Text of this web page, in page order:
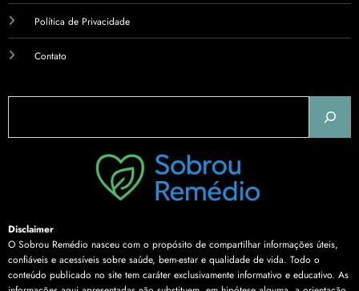
Contato
confiáveis e acessíveis sobre saúde, bem-estar e qualidade de vida. Todo o
conteúdo publicado no site tem caráter exclusivamente informativo e educativo. As
informações aqui apresentadas não substituem, em hipótese alguma, a orientação,
diagnóstico ou tratamento realizado por profissionais da área da saúde. Sempre
consulte um médico, farmacêutico ou especialista antes de iniciar qualquer